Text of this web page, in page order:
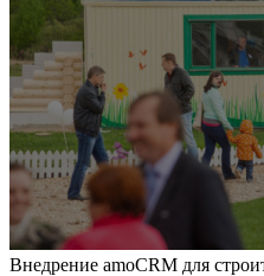
Внедрение amoCRM для